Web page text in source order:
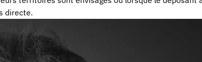
directe.